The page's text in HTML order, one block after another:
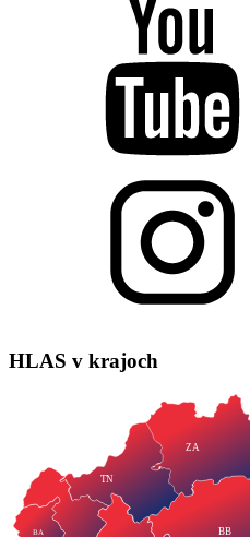
HLAS v krajoch
TN
ZA
BB
BA